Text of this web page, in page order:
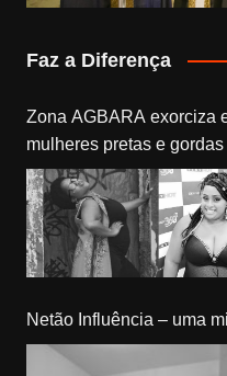
Faz a Diferença
Zona AGBARA exorciza
mulheres pretas e gordas
Netão Influência – uma